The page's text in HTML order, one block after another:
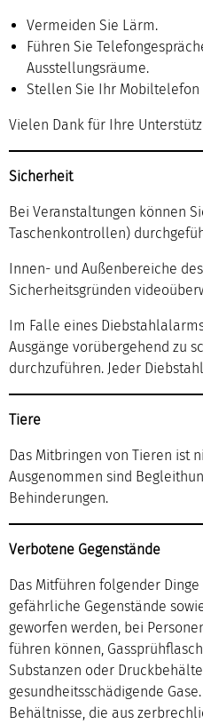
Vermeiden Sie Lärm.
Führen Sie
Ausstellungsräume.
Stellen Sie Ihr
Vielen Dank für Ihre
Sicherheit
Bei Veranstaltungen können
Taschenkontrollen)
Innen- und Außenbereiche
Sicherheitsgründen
Im Falle eines
Ausgänge vorübergehend zu
durchzuführen. Jeder
Tiere
Das Mitbringen von Tieren ist
Ausgenommen sind
Behinderungen.
Verbotene Gegenstände
Das Mitführen folgender
gefährliche Gegenstände
geworfen werden, bei
führen können,
Substanzen oder
gesundheitsschädigende
Behältnisse, die aus